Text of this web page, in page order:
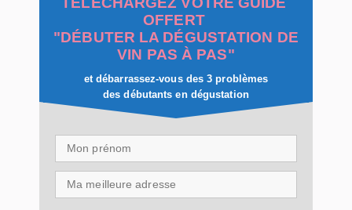
OFFERT
"DÉBUTER LA DÉGUSTATION DE
VIN PAS À PAS"
et débarrassez-vous des 3 problèmes
des débutants en dégustation